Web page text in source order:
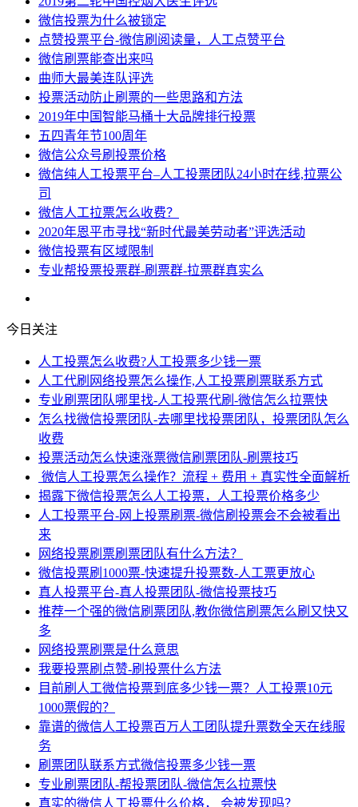
微信投票为什么被锁定
点赞投票平台-微信刷阅读量，人工点赞平台
微信刷票能查出来吗
曲师大最美连队评选
投票活动防止刷票的一些思路和方法
2019年中国智能马桶十大品牌排行投票
五四青年节100周年
微信公众号刷投票价格
微信纯人工投票平台–人工投票团队24小时在线,拉票公
司
微信人工拉票怎么收费？
2020年恩平市寻找“新时代最美劳动者”评选活动
微信投票有区域限制
专业帮投票投票群-刷票群-拉票群真实么
今日关注
人工投票怎么收费?人工投票多少钱一票
人工代刷网络投票怎么操作,人工投票刷票联系方式
专业刷票团队哪里找-人工投票代刷-微信怎么拉票快
怎么找微信投票团队-去哪里找投票团队，投票团队怎么
收费
投票活动怎么快速涨票微信刷票团队-刷票技巧
微信人工投票怎么操作？流程 + 费用 + 真实性全面解析
揭露下微信投票怎么人工投票，人工投票价格多少
人工投票平台-网上投票刷票-微信刷投票会不会被看出
来
网络投票刷票刷票团队有什么方法？
微信投票刷1000票-快速提升投票数-人工票更放心
真人投票平台-真人投票团队-微信投票技巧
推荐一个强的微信刷票团队,教你微信刷票怎么刷又快又
多
网络投票刷票是什么意思
我要投票刷点赞-刷投票什么方法
目前刷人工微信投票到底多少钱一票？人工投票10元
1000票假的？
靠谱的微信人工投票百万人工团队提升票数全天在线服
务
刷票团队联系方式微信投票多少钱一票
专业刷票团队-帮投票团队-微信怎么拉票快
真实的微信人工投票什么价格， 会被发现吗？